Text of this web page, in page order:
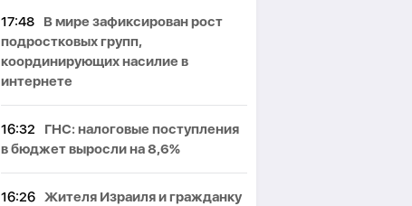
17:48
В мире зафиксирован рост
подростковых групп,
координирующих насилие в
интернете
16:32
ГНС: налоговые поступления
в бюджет выросли на 8,6%
16:26 Жителя Израиля и гражданку